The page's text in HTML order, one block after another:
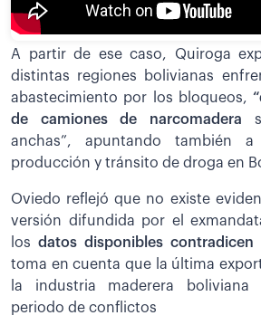
A partir de ese caso, Quiroga
distintas regiones bolivianas
abastecimiento por los bloqueos,
de camiones de narcomadera
anchas”, apuntando también
producción y tránsito de droga en
Oviedo reflejó que no existe
versión difundida por el
losdatos disponibles contradicen
toma en cuenta que la última
la industria maderera
periodo de conflictos